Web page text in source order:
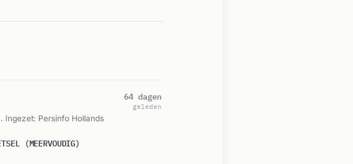
Ingezet: Persinfo Hollands
(MEERVOUDIG)
64 dagen
geleden